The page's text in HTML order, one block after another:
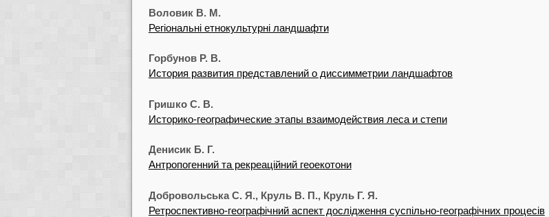
Воловик В. М.
Регіональні етнокультурні ландшафти
Горбунов Р. В.
История развития представлений о диссимметрии ландшафтов
Гришко С. В.
Историко-географические этапы взаимодействия леса и степи
Денисик Б. Г.
Антропогенний та рекреаційний геоекотони
Добровольська С. Я., Круль В. П., Круль Г. Я.
Ретроспективно-географічний аспект дослідження суспільно-географічних процесів